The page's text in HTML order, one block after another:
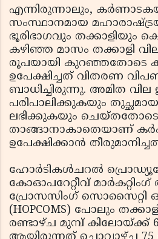
എന്നിരുന്നാലും,
സംസ്ഥാനമായ
ഭൂരിഭാഗവും തക്കാളിയും
കഴിഞ്ഞ മാസം തക്കാളി
രൂപയായി കുറഞ്ഞതോടെ
ഉപേക്ഷിച്ചത് വിതരണ
ബാധിച്ചിരുന്നു. അമിത വില
പരിപാലിക്കുകയും തുച്ഛമായ
ലഭിക്കുകയും
താങ്ങാനാകാതെയാണ്
ഉപേക്ഷിക്കാന്‍
ഹോര്‍ടികള്‍ചറല്‍
കോഓപറേറ്റീവ്
പ്രോസസിംഗ് സൊസൈറ്റി
(HOPCOMS) പോലും
രണ്ടാഴ്ച മുമ്പ് കിലോയ്ക്ക്